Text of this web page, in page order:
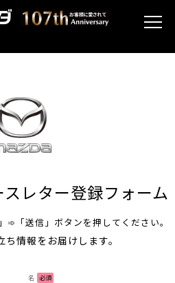
レター登録フォーム
➾「送信」ボタンを押してください。
ち情報をお届けします。
名 必須